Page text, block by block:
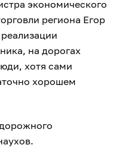
экономического
региона Егор
на дорогах
хотя сами
хорошем